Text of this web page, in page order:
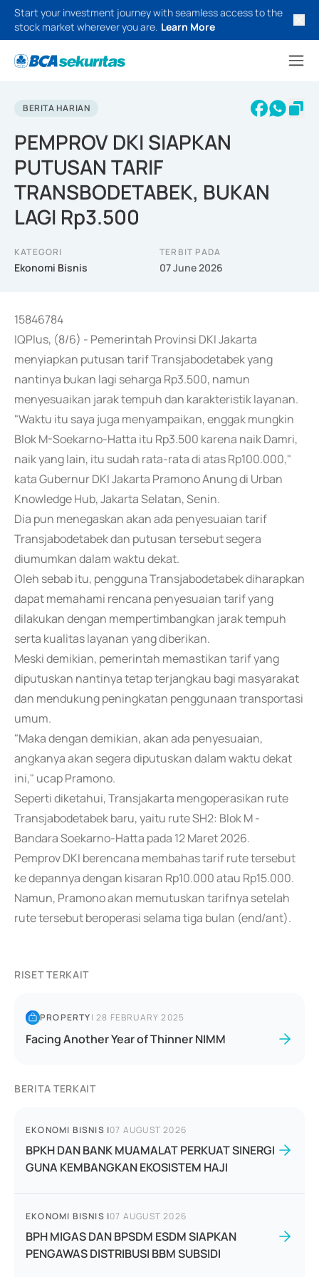
Start your investment journey with seamless access to the
stock market wherever you are. Learn More
BERITA HARIAN
PEMPROV DKI SIAPKAN
PUTUSAN TARIF
TRANSBODETABEK, BUKAN
LAGI Rp3.500
KATEGORI
Ekonomi Bisnis
TERBIT PADA
07 June 2026
15846784
IQPlus, (8/6) - Pemerintah Provinsi DKI Jakarta
menyiapkan putusan tarif Transjabodetabek yang
nantinya bukan lagi seharga Rp3.500, namun
menyesuaikan jarak tempuh dan karakteristik layanan.
"Waktu itu saya juga menyampaikan, enggak mungkin
Blok M-Soekarno-Hatta itu Rp3.500 karena naik Damri,
naik yang lain, itu sudah rata-rata di atas Rp100.000,"
kata Gubernur DKI Jakarta Pramono Anung di Urban
Knowledge Hub, Jakarta Selatan, Senin.
Dia pun menegaskan akan ada penyesuaian tarif
Transjabodetabek dan putusan tersebut segera
diumumkan dalam waktu dekat.
Oleh sebab itu, pengguna Transjabodetabek diharapkan
dapat memahami rencana penyesuaian tarif yang
dilakukan dengan mempertimbangkan jarak tempuh
serta kualitas layanan yang diberikan.
Meski demikian, pemerintah memastikan tarif yang
diputuskan nantinya tetap terjangkau bagi masyarakat
dan mendukung peningkatan penggunaan transportasi
umum.
"Maka dengan demikian, akan ada penyesuaian,
angkanya akan segera diputuskan dalam waktu dekat
ini," ucap Pramono.
Seperti diketahui, Transjakarta mengoperasikan rute
Transjabodetabek baru, yaitu rute SH2: Blok M -
Bandara Soekarno-Hatta pada 12 Maret 2026.
Pemprov DKI berencana membahas tarif rute tersebut
ke depannya dengan kisaran Rp10.000 atau Rp15.000.
Namun, Pramono akan memutuskan tarifnya setelah
rute tersebut beroperasi selama tiga bulan (end/ant).
RISET TERKAIT
PROPERTY|28 FEBRUARY 2025
Facing Another Year of Thinner NIMM
BERITA TERKAIT
EKONOMI BISNIS |07 AUGUST 2026
BPKH DAN BANK MUAMALAT PERKUAT SINERGI
GUNA KEMBANGKAN EKOSISTEM HAJI
EKONOMI BISNIS |07 AUGUST 2026
BPH MIGAS DAN BPSDM ESDM SIAPKAN
PENGAWAS DISTRIBUSI BBM SUBSIDI